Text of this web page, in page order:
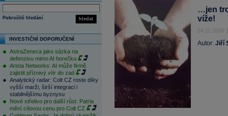
hledat
Pokročilé hledání
INVESTIČNÍ DOPORUČENÍ
AstraZeneca jako sázka na
defenzivu mimo AI horečku
Arista Networks: AI může firmě
zajistit příznivý vítr do zad
Analytický radar: Colt CZ roste díky
vyšší marži, širší integraci i
stabilnějšímu byznysu
Nové střelivo pro další růst. Patria
mění cílovou cenu pro Colt CZ
…jen
víže!
24.11.2008
Autor: Jiří